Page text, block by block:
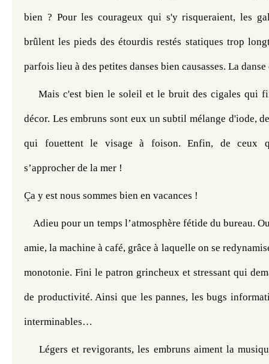
bien ? Pour les courageux qui s'y risqueraient, les
brûlent les pieds des étourdis restés statiques trop
parfois lieu à des petites danses bien causasses. La
Mais c'est bien le soleil et le bruit des cigales qui
décor. Les embruns sont eux un subtil mélange d'iode,
qui fouettent le visage à foison. Enfin, de ceux
s’approcher de la mer !
Ça y est nous sommes bien en vacances !
Adieu pour un temps l’atmosphère fétide du bureau.
amie, la machine à café, grâce à laquelle on se
monotonie. Fini le patron grincheux et stressant qui
de productivité. Ainsi que les pannes, les bugs
interminables…
Légers et revigorants, les embruns aiment la